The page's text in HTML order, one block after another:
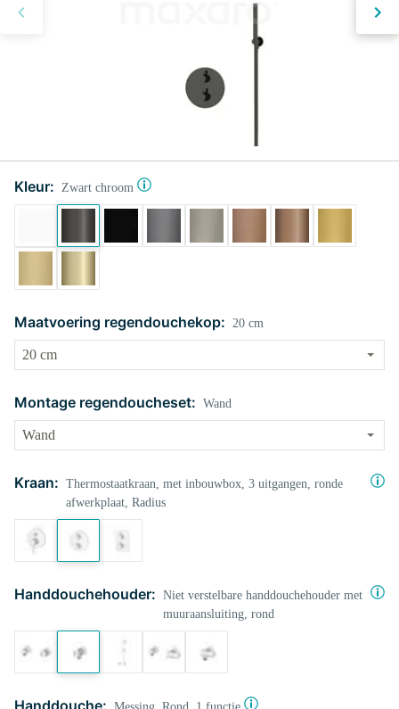
Kleur: Zwart chroom
Maatvoering regendouchekop: 20 cm
Montage regendoucheset: Wand
Kraan: Thermostaatkraan, met inbouwbox, 3 uitgangen, ronde
afwerkplaat, Radius
Handdouchehouder: Niet verstelbare handdouchehouder met
muuraansluiting, rond
Handdouche: